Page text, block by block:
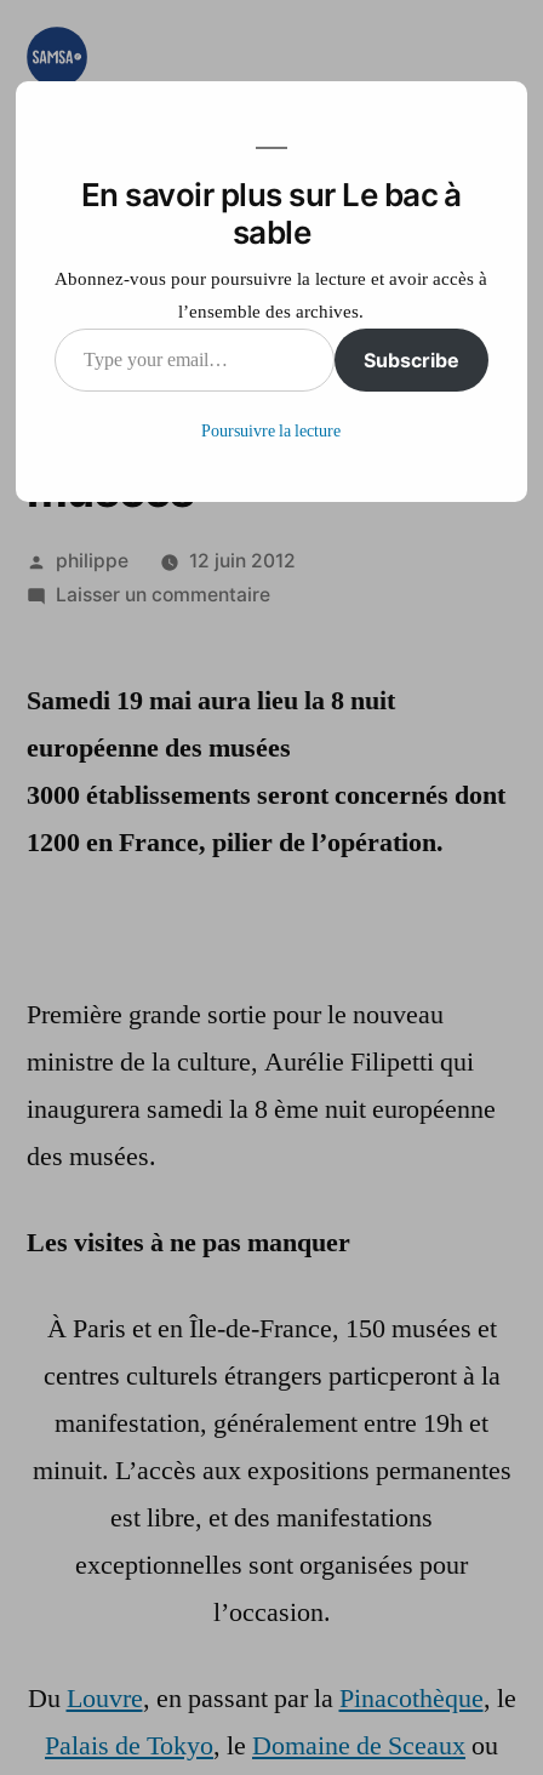
Aller
teste, on expérimente
Accueil France Télé
Huitième édition de la
nuit européenne des
musées
Publié
par
philippe
12 juin 2012
Laisser un commentairesur
de
nuit
européenne
des
Samedi 19 mai aura lieu la 8 nuit
européenne des musées
3000 établissements seront concernés dont
1200 en France, pilier de l’opération.
Première grande sortie pour le nouveau
ministre de la culture, Aurélie Filipetti qui
inaugurera samedi la 8 ème nuit européenne
des musées.
Les visites à ne pas manquer
À Paris et en Île-de-France, 150 musées et
centres culturels étrangers particperont à la
manifestation, généralement entre 19h et
minuit. L’accès aux expositions permanentes
est libre, et des manifestations
exceptionnelles sont organisées pour
l’occasion.
DuLouvre, en passant par laPinacothèque, le
Palais de Tokyo, le Domaine de Sceaux ou
En savoir plus sur Le bac à
sable
Abonnez-vous pour poursuivre la lecture et avoir accès à
l’ensemble des archives.
Type
your
Subscribe
Poursuivre la lecture